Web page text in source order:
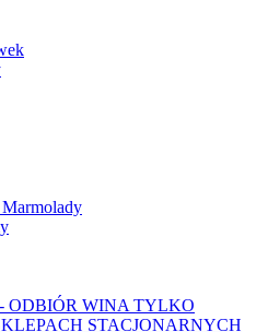
ODBIÓR WINA TYLKO
STACJONARNYCH